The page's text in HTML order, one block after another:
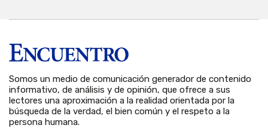
Somos un medio de comunicación generador de contenido
informativo, de análisis y de opinión, que ofrece a sus
lectores una aproximación a la realidad orientada por la
búsqueda de la verdad, el bien común y el respeto a la
persona humana.